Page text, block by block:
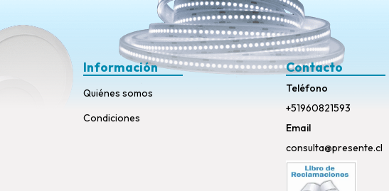
Información
Quiénes somos
Condiciones
Contacto
Teléfono
+51960821593
Email
consulta@presente.cl